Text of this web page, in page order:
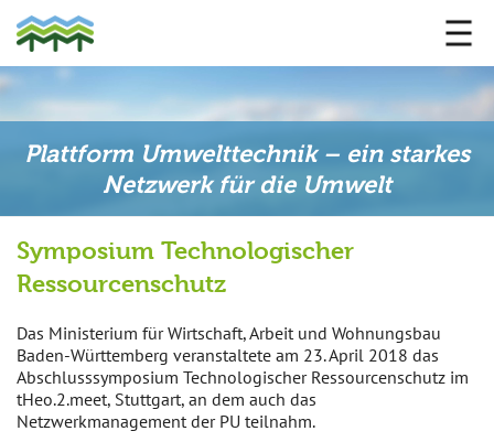
Plattform Umwelttechnik – ein starkes
Netzwerk für die Umwelt
Symposium Technologischer
Ressourcenschutz
Das Ministerium für Wirtschaft, Arbeit und Wohnungsbau
Baden-Württemberg veranstaltete am 23. April 2018 das
Abschlusssymposium Technologischer Ressourcenschutz im
tHeo.2.meet, Stuttgart, an dem auch das
Netzwerkmanagement der PU teilnahm.